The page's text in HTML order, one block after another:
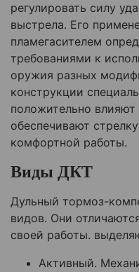
регулировать силу
выстрела. Его
пламегасителем
требованиями к
оружия разных
конструкции
положительно
обеспечивают
комфортной работы.
Виды ДКТ
Дульный тормоз-
видов. Они
своей работы.
Активный.